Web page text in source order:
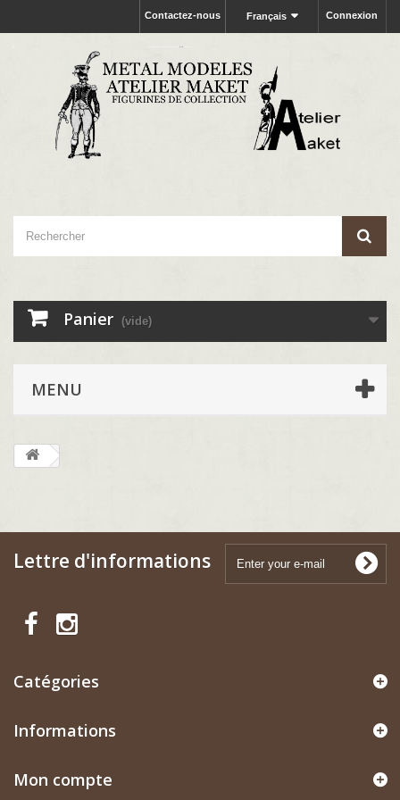
Connexion
Français
Contactez-nous
Panier (vide)
MENU
Lettre d'informations
Catégories
Informations
Mon compte